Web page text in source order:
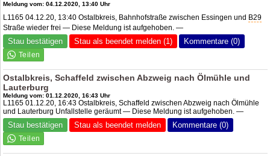
Meldung vom: 04.12.2020, 13:40 Uhr
L1165 04.12.20, 13:40 Ostalbkreis, Bahnhofstraße zwischen Essingen und B29
Straße wieder frei — Diese Meldung ist aufgehoben. —
Stau bestätigen Stau als beendet melden (1) Kommentare (0)
Ostalbkreis, Schaffeld zwischen Abzweig nach Ölmühle und
Lauterburg
Meldung vom: 01.12.2020, 16:43 Uhr
L1165 01.12.20, 16:43 Ostalbkreis, Schaffeld zwischen Abzweig nach Ölmühle
und Lauterburg Unfallstelle geräumt — Diese Meldung ist aufgehoben. —
Stau bestätigen Stau als beendet melden Kommentare (0)